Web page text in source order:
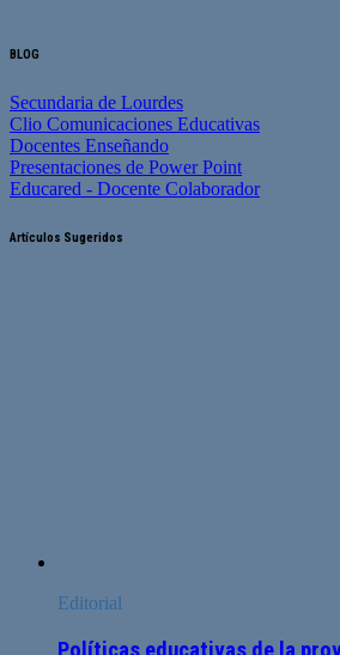
BLOG
Secundaria de Lourdes
Clio Comunicaciones Educativas
Docentes Enseñando
Presentaciones de Power Point
Educared - Docente Colaborador
Artículos Sugeridos
Editorial